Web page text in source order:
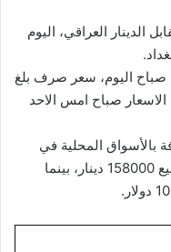
الدينار العراقي، اليوم
صباح اليوم، سعر صرف بلغ
فيما كانت الاسعار صباح امس الاحد
بالأسواق المحلية في
بغداد، فقد ارتفعت ايضاً حيث بلغ سعر البيع 158000 دينار، بينما